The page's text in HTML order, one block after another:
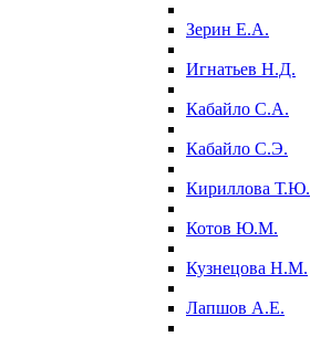
Зерин Е.А.
Игнатьев Н.Д.
Кабайло С.А.
Кабайло С.Э.
Кириллова Т.Ю.
Котов Ю.М.
Кузнецова Н.М.
Лапшов А.Е.